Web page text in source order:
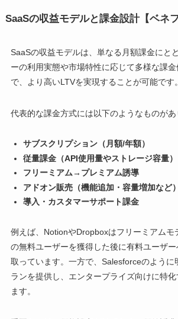
SaaSの収益モデルと課金設計【ベネ
SaaSの収益モデルは、単なる月額課金にと
ーの利用実態や市場特性に応じて多様な課
で、より高いLTVを実現することが可能です。
代表的な課金方式には以下のようなものがあ
サブスクリプション（月額/年額）
従量課金（API使用量やストレージ容量）
フリーミアム→プレミアム誘導
アドオン販売（機能追加・容量増加など）
導入・カスタマーサポート課金
例えば、NotionやDropboxはフリーミアムモ
の無料ユーザーを獲得した後に有料ユーザ
取っています。一方で、Salesforceのように
ランを提供し、エンタープライズ向けに特
ます。